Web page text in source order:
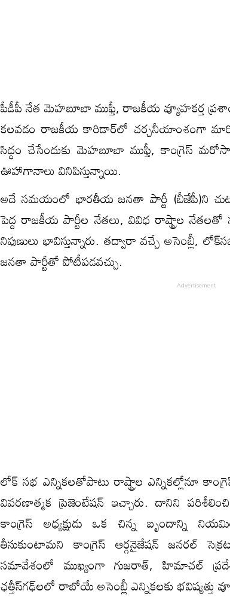
పీడీపీ నేత మెహబూబా ముఫ్తీ, రాజకీయ వ్యూహకర్త
కలవడం రాజకీయ కారిడార్‌లో చర్చనీయాంశంగా
సిద్ధం చేసేందుకు మెహబూబా ముఫ్తీ, కాంగ్రెస్
ఊహాగానాలు వినిపిస్తున్నాయి.
అదే సమయంలో భారతీయ జనతా పార్టీ (బీజేపీ)ని
పెద్ద రాజకీయ పార్టీల నేతలు, వివిధ రాష్ట్రాల
నిపుణులు భావిస్తున్నారు. తద్వారా వచ్చే అసెంబ్లీ,
జనతా పార్టీతో పోటీపడవచ్చు.
లోక్ సభ ఎన్నికలతోపాటు రాష్ట్రాల ఎన్నికల్లోనూ
వివరణాత్మక ప్రెజెంటేషన్ ఇచ్చారు. దానిని
కాంగ్రెస్ అధ్యక్షుడు ఒక చిన్న బృందాన్ని
తీసుకుంటామని కాంగ్రెస్ ఆర్గనైజేషన్ జనరల్
సమావేశంలో ముఖ్యంగా గుజరాత్, హిమాచల్
ఛత్తీస్‌గఢ్‌లలో రాబోయే అసెంబ్లీ ఎన్నికలకు భవిష్యత్తు